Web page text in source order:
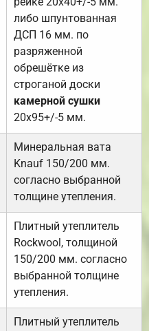
либо шпунтованная
ДСП 16 мм. по
разряженной
обрешётке из
строганой доски
камерной сушки
20х95+/-5 мм.
Минеральная вата
Knauf 150/200 мм.
согласно выбранной
толщине утепления.
Плитный утеплитель
Rockwool, толщиной
150/200 мм. согласно
выбранной толщине
утепления.
Плитный утеплитель